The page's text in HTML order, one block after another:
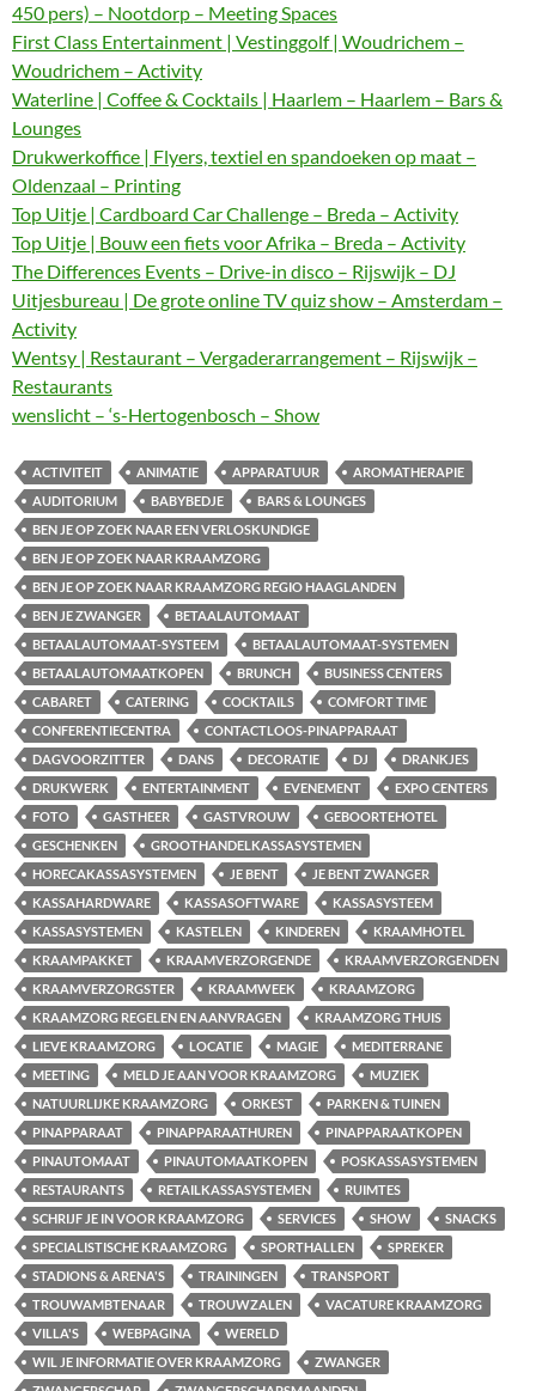
450 pers) – Nootdorp – Meeting Spaces
First Class Entertainment | Vestinggolf | Woudrichem –
Woudrichem – Activity
Waterline | Coffee & Cocktails | Haarlem – Haarlem – Bars &
Lounges
Drukwerkoffice | Flyers, textiel en spandoeken op maat –
Oldenzaal – Printing
Top Uitje | Cardboard Car Challenge – Breda – Activity
Top Uitje | Bouw een fiets voor Afrika – Breda – Activity
The Differences Events – Drive-in disco – Rijswijk – DJ
Uitjesbureau | De grote online TV quiz show – Amsterdam –
Activity
Wentsy | Restaurant – Vergaderarrangement – Rijswijk –
Restaurants
wenslicht – ‘s-Hertogenbosch – Show
ACTIVITEIT ANIMATIE APPARATUUR
AROMATHERAPIE
AUDITORIUM
BABYBEDJE
BARS & LOUNGES
BEN JE OP ZOEK NAAR EEN VERLOSKUNDIGE
BEN JE OP ZOEK NAAR KRAAMZORG
BEN JE OP ZOEK NAAR KRAAMZORG REGIO HAAGLANDEN
BEN JE ZWANGER
BETAALAUTOMAAT
BETAALAUTOMAAT-SYSTEEM
BETAALAUTOMAAT-SYSTEMEN
BETAALAUTOMAATKOPEN
BRUNCH
BUSINESS CENTERS
CABARET
CATERING COCKTAILS
COMFORT TIME
CONFERENTIECENTRA
CONTACTLOOS-PINAPPARAAT
DAGVOORZITTER
DANS DECORATIE DJ
DRANKJES
DRUKWERK
ENTERTAINMENT EVENEMENT
EXPO CENTERS
FOTO
GASTHEER GASTVROUW
GEBOORTEHOTEL
GESCHENKEN
GROOTHANDELKASSASYSTEMEN
HORECAKASSASYSTEMEN
JE BENT
JE BENT ZWANGER
KASSAHARDWARE
KASSASOFTWARE
KASSASYSTEEM
KASSASYSTEMEN
KASTELEN KINDEREN
KRAAMHOTEL
KRAAMPAKKET
KRAAMVERZORGENDE
KRAAMVERZORGENDEN
KRAAMVERZORGSTER
KRAAMWEEK
KRAAMZORG
KRAAMZORG REGELEN EN AANVRAGEN
KRAAMZORG THUIS
LIEVE KRAAMZORG
LOCATIE MAGIE
MEDITERRANE
MEETING
MELD JE AAN VOOR KRAAMZORG
MUZIEK
NATUURLIJKE KRAAMZORG
ORKEST
PARKEN & TUINEN
PINAPPARAAT
PINAPPARAATHUREN
PINAPPARAATKOPEN
PINAUTOMAAT
PINAUTOMAATKOPEN
POSKASSASYSTEMEN
RESTAURANTS
RETAILKASSASYSTEMEN
RUIMTES
SCHRIJF JE IN VOOR KRAAMZORG
SERVICES SHOW
SNACKS
SPECIALISTISCHE KRAAMZORG
SPORTHALLEN
SPREKER
STADIONS & ARENA'S
TRAININGEN
TRANSPORT
TROUWAMBTENAAR
TROUWZALEN
VACATURE KRAAMZORG
VILLA'S
WEBPAGINA
WERELD
WIL JE INFORMATIE OVER KRAAMZORG
ZWANGER